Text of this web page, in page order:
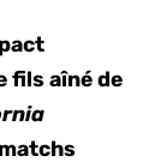
fils aîné de